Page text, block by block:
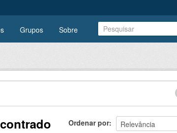
Grupos Sobre
Ordenar por